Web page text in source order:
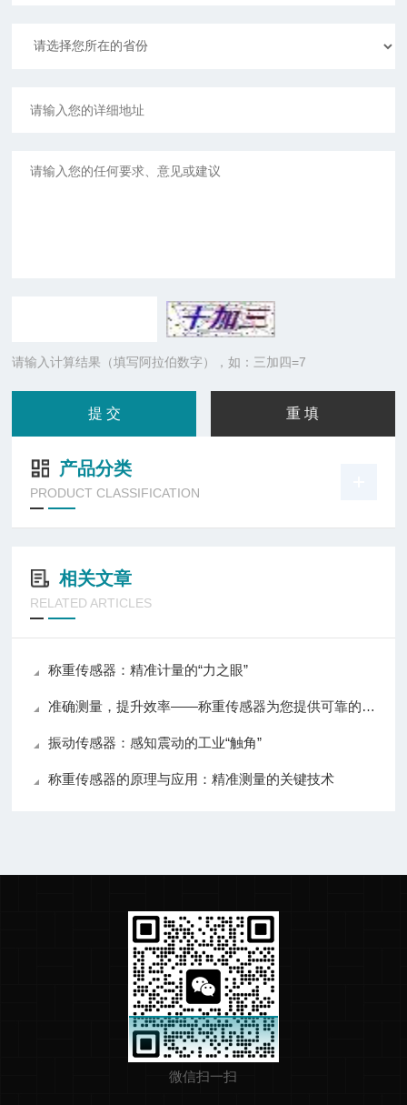
请输入计算结果（填写阿拉伯数字），如：三加四=7
产品分类
PRODUCT CLASSIFICATION
相关文章
RELATED ARTICLES
称重传感器：精准计量的“力之眼”
准确测量，提升效率——称重传感器为您提供可靠的数据支持
振动传感器：感知震动的工业“触角”
称重传感器的原理与应用：精准测量的关键技术
微信扫一扫